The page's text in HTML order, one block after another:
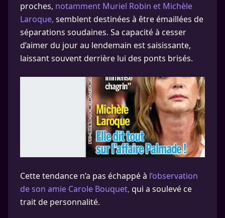
proches, notamment Muriel Robin et Michèle
Laroque, semblent destinées à être émaillées de
séparations soudaines. Sa capacité à cesser
d’aimer du jour au lendemain est saisissante,
laissant souvent derrière lui des ponts brisés.
Cette tendance n’a pas échappé à l’observation
de son amie Carole Bouquet, qui a soulevé ce
trait de personnalité.